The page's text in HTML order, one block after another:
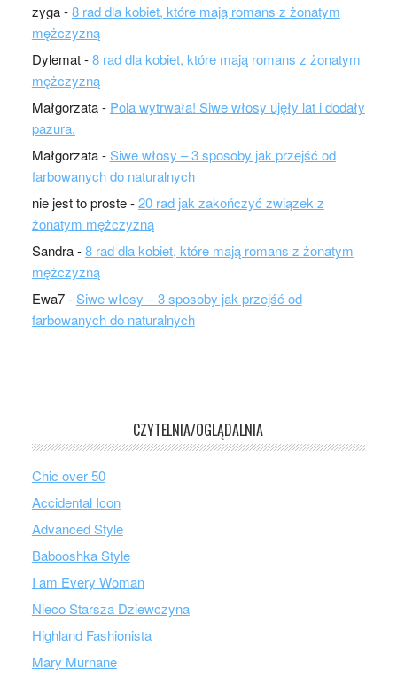
zyga-8 rad dla kobiet, które mają romans z żonatym
mężczyzną
Dylemat-8 rad dla kobiet, które mają romans z żonatym
mężczyzną
Małgorzata- Pola wytrwała! Siwe włosy ujęły lat i dodały
pazura.
Małgorzata-Siwe włosy – 3 sposoby jak przejść od
farbowanych do naturalnych
nie jest to proste-20 rad jak zakończyć związek z
żonatym mężczyzną
Sandra-8 rad dla kobiet, które mają romans z żonatym
mężczyzną
Ewa7-Siwe włosy – 3 sposoby jak przejść od
farbowanych do naturalnych
CZYTELNIA/OGLĄDALNIA
Chic over 50
Accidental Icon
Advanced Style
Babooshka Style
I am Every Woman
Nieco Starsza Dziewczyna
Highland Fashionista
Mary Murnane